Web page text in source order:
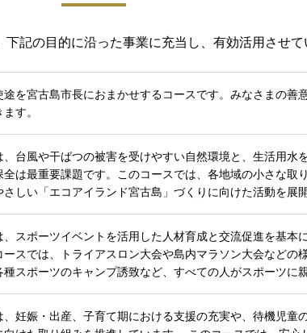
記の目的に沿った事業に充当し、有効活用させて
途を宮古島市長におまかせするコースです。みなさまの善
す。
、台風や干ばつの被害を受けやすい自然環境と、生活用水
全は最重要課題です。このコースでは、各地域の小さな取
しい「エコアイランド宮古島」づくりに向けた活動を展開
、スポーツイベントを活用した人材育成と交流促進を基本
ースでは、トライアスロン大会や島内マラソン大会などの
種スポーツのキャンプ誘致など、すべての人がスポーツに
、妊娠・出産、子育て期における支援の充実や、待機児童